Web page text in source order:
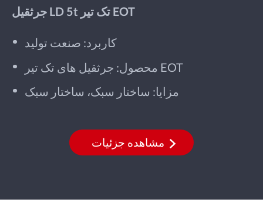
جرثقیل LD 5t تک تیر EOT
کاربرد: صنعت تولید
محصول: جرثقیل های تک تیر EOT
مزایا: ساختار سبک، ساختار سبک
مشاهده جزئیات